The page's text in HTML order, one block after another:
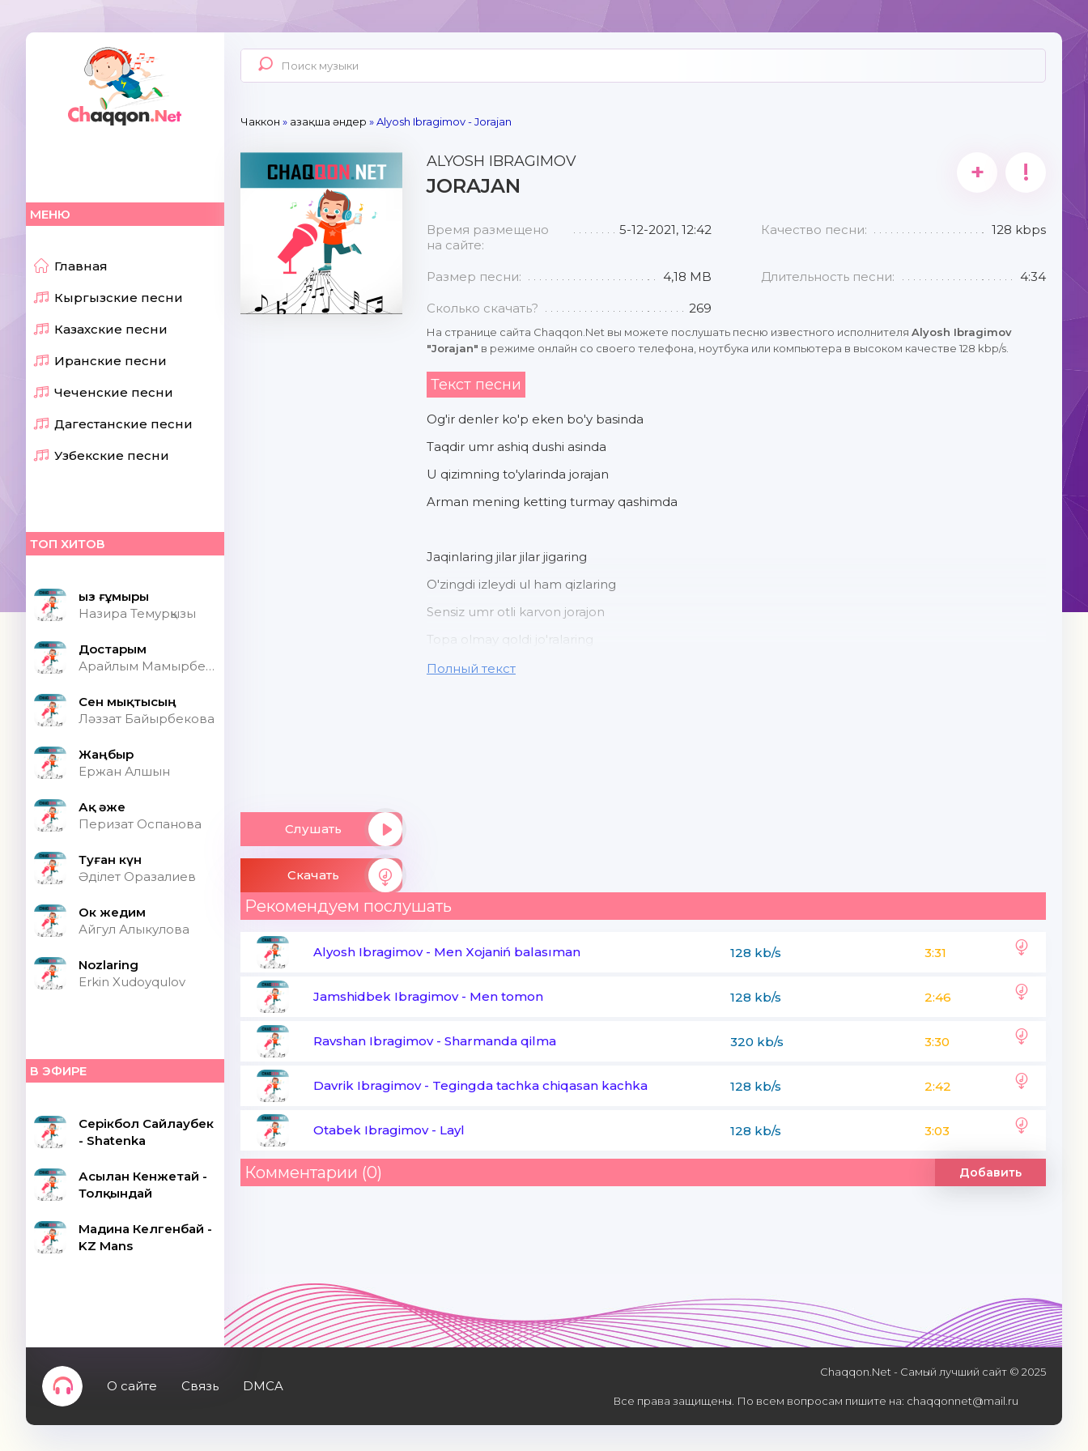
МЕНЮ
Главная
Кыргызские песни
Казахские песни
Иранские песни
Чеченские песни
Дагестанские песни
Узбекские песни
ТОП ХИТОВ
Қыз ғұмыры
Назира Темурқызы
Достарым
Арайлым Мамырбекқызы
Сен мықтысың
Ләззат Байырбекова
Жаңбыр
Ержан Алшын
Ақ әже
Перизат Оспанова
Туған күн
Әділет Оразалиев
Ок жедим
Айгул Алыкулова
Nozlaring
Erkin Xudoyqulov
В ЭФИРЕ
Серікбол Сайлаубек
- Shatenka
Асылан Кенжетай -
Толқындай
Мадина Келгенбай -
KZ Mans
Чаккон » Қазақша әндер » Alyosh Ibragimov - Jorajan
Слушать
Скачать
ALYOSH IBRAGIMOV
JORAJAN + !
Время размещено
на сайте:
5-12-2021, 12:42 Качество песни: 128 kbps
Размер песни: 4,18 MB Длительность песни: 4:34
Сколько скачать? 269
На странице сайта Chaqqon.Net вы можете послушать песню известного исполнителя Alyosh Ibragimov
"Jorajan" в режиме онлайн со своего телефона, ноутбука или компьютера в высоком качестве 128 kbp/s.
Текст песни
Og'ir denler ko'p eken bo'y basinda
Taqdir umr ashiq dushi asinda
U qizimning to'ylarinda jorajan
Arman mening ketting turmay qashimda
Jaqinlaring jilar jilar jigaring
O'zingdi izleydi ul ham qizlaring
Sensiz umr otli karvon jorajon
Topa olmay qoldi jo'ralaring
Полный текст
Рекомендуем послушать
Alyosh Ibragimov- Men Xojaniń balasıman 128 kb/s 3:31
Jamshidbek Ibragimov- Men tomon 128 kb/s 2:46
Ravshan Ibragimov- Sharmanda qilma 320 kb/s 3:30
Davrik Ibragimov- Tegingda tachka chiqasan kachka 128 kb/s 2:42
Otabek Ibragimov- Layl 128 kb/s 3:03
Комментарии (0) Добавить
О сайте Связь DMCA
Chaqqon.Net - Самый лучший сайт © 2025
Все права защищены. По всем вопросам пишите на: chaqqonnet@mail.ru